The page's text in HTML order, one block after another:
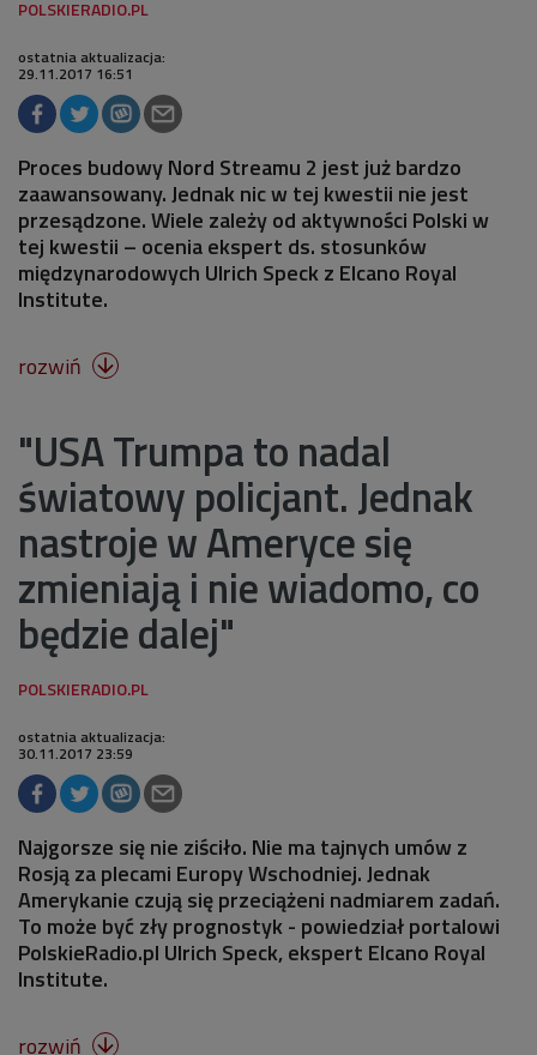
ostatnia aktualizacja:
29.11.2017 16:51
Proces budowy Nord Streamu 2 jest już bardzo
zaawansowany. Jednak nic w tej kwestii nie jest
przesądzone. Wiele zależy od aktywności Polski w
tej kwestii – ocenia ekspert ds. stosunków
międzynarodowych Ulrich Speck z Elcano Royal
Institute.
rozwiń 
"USA Trumpa to nadal
światowy policjant. Jednak
nastroje w Ameryce się
zmieniają i nie wiadomo, co
będzie dalej"
ostatnia aktualizacja:
30.11.2017 23:59
Najgorsze się nie ziściło. Nie ma tajnych umów z
Rosją za plecami Europy Wschodniej. Jednak
Amerykanie czują się przeciążeni nadmiarem zadań.
To może być zły prognostyk - powiedział portalowi
PolskieRadio.pl Ulrich Speck, ekspert Elcano Royal
Institute.
rozwiń 